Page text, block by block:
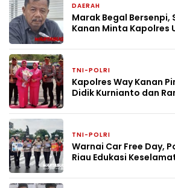
DAERAH
Marak Begal Bersenpi,
Kanan Minta Kapolres
TNI-POLRI
Kapolres Way Kanan
Didik Kurnianto dan
TNI-POLRI
Warnai Car Free Day,
Riau Edukasi